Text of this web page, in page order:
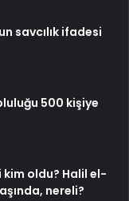
savcılık ifadesi
500 kişiye
kim oldu? Halil el-
nereli?